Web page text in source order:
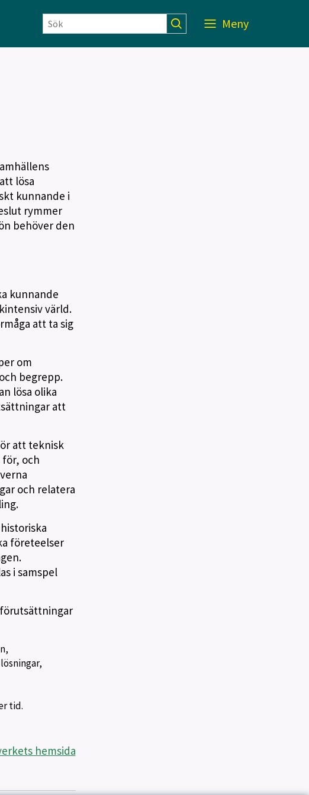
Meny
lösa
kunnande i
rymmer
behöver den
kunnande
värld.
att ta sig
om
begrepp.
lösa olika
att
att teknisk
och
och relatera
företeelser
i samspel
tid.
hemsida